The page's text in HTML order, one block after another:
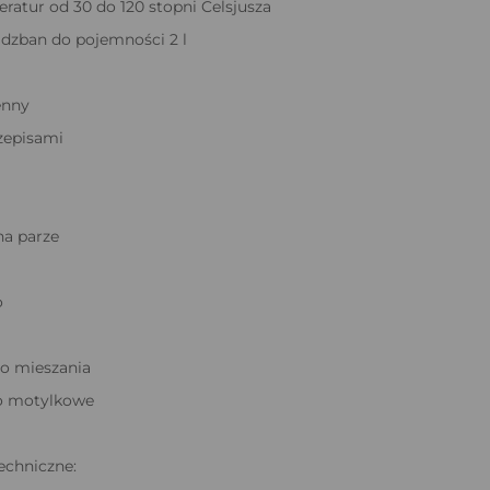
od 30 do 120 stopni Celsjusza
do pojemności 2 l
parze
mieszania
motylkowe